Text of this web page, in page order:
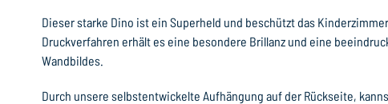
Dieser starke Dino ist ein Superheld und beschützt das
Druckverfahren erhält es eine besondere Brillanz und eine
Wandbildes.
Durch unsere selbstentwickelte Aufhängung auf der Rückseite,